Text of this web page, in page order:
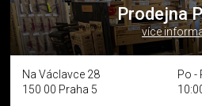
Prodejna
více
Na Václavce 28
150 00 Praha 5
Po -